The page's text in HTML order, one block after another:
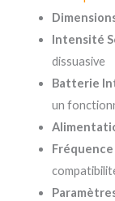
Intensité
dissuasive
Batterie
un